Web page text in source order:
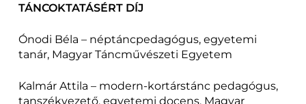
TÁNCOKTATÁSÉRT DÍJ
Ónodi Béla – néptáncpedagógus, egyetemi
tanár, Magyar Táncművészeti Egyetem
Kalmár Attila – modern-kortárstánc pedagógus,
tanszékvezető, egyetemi docens, Magyar